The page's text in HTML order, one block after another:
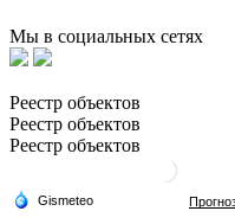
Мы в социальных сетях
Реестр объектов
Реестр объектов
Реестр объектов